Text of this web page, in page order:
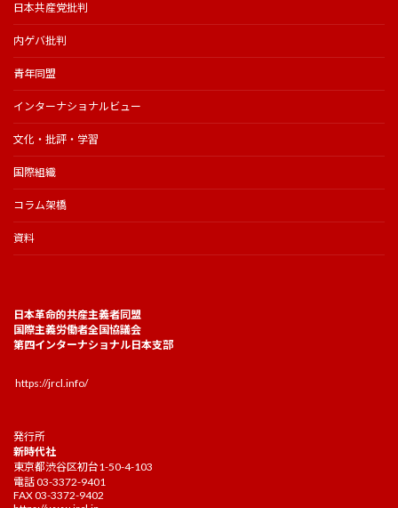
日本共産党批判
内ゲバ批判
青年同盟
インターナショナルビュー
文化・批評・学習
国際組織
コラム架橋
資料
日本革命的共産主義者同盟
国際主義労働者全国協議会
第四インターナショナル日本支部
https://jrcl.info/
発行所
新時代社
東京都渋谷区初台1-50-4-103
電話 03-3372-9401
FAX 03-3372-9402